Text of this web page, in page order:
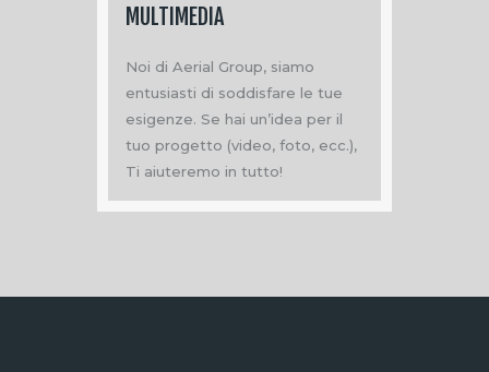
MULTIMEDIA
Noi di Aerial Group, siamo
entusiasti di soddisfare le tue
esigenze. Se hai un’idea per il
tuo progetto (video, foto, ecc.),
Ti aiuteremo in tutto!